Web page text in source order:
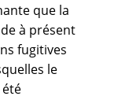
que la
à présent
fugitives
le